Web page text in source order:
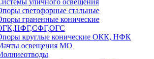
светофорные стальные
граненные конические
круглые конические ОКК, НФК
освещения МО